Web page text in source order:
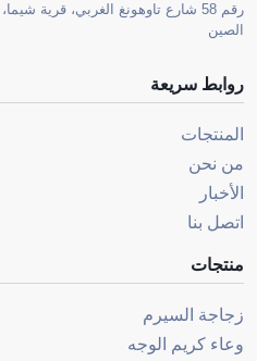
رقم 58 شارع تاوهونغ الغربي، قرية
الصين
روابط سريعة
المنتجات
من نحن
الأخبار
اتصل بنا
منتجات
زجاجة السيرم
وعاء كريم الوجه